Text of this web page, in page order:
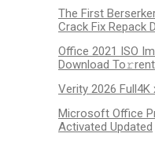
The First
Crack Fix Repack
Office 2021 ISO
Download To𝚛rent
Verity 2026 Full4K
Microsoft Office
Activated Updated